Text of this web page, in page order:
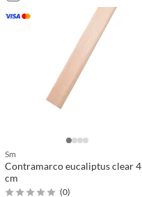
Sm
Contramarco eucaliptus clear 4
cm
(0)